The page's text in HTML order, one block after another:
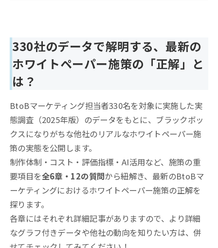
330社のデータで解明する、最新の
ホワイトペーパー施策の「正解」と
は？
BtoBマーケティング担当者330名を対象に実施した実
態調査（2025年版）のデータをもとに、ブラックボッ
クスになりがちな他社のリアルなホワイトペーパー施
策の実態を公開します。
制作体制・コスト・評価指標・AI活用など、施策の重
要項目を全6章・12の質問から紐解き、最新のBtoBマ
ーケティングにおけるホワイトペーパー施策の正解を
探ります。
各章にはそれぞれ詳細記事がありますので、より詳細
なグラフ付きデータや他社の動向を知りたい方は、併